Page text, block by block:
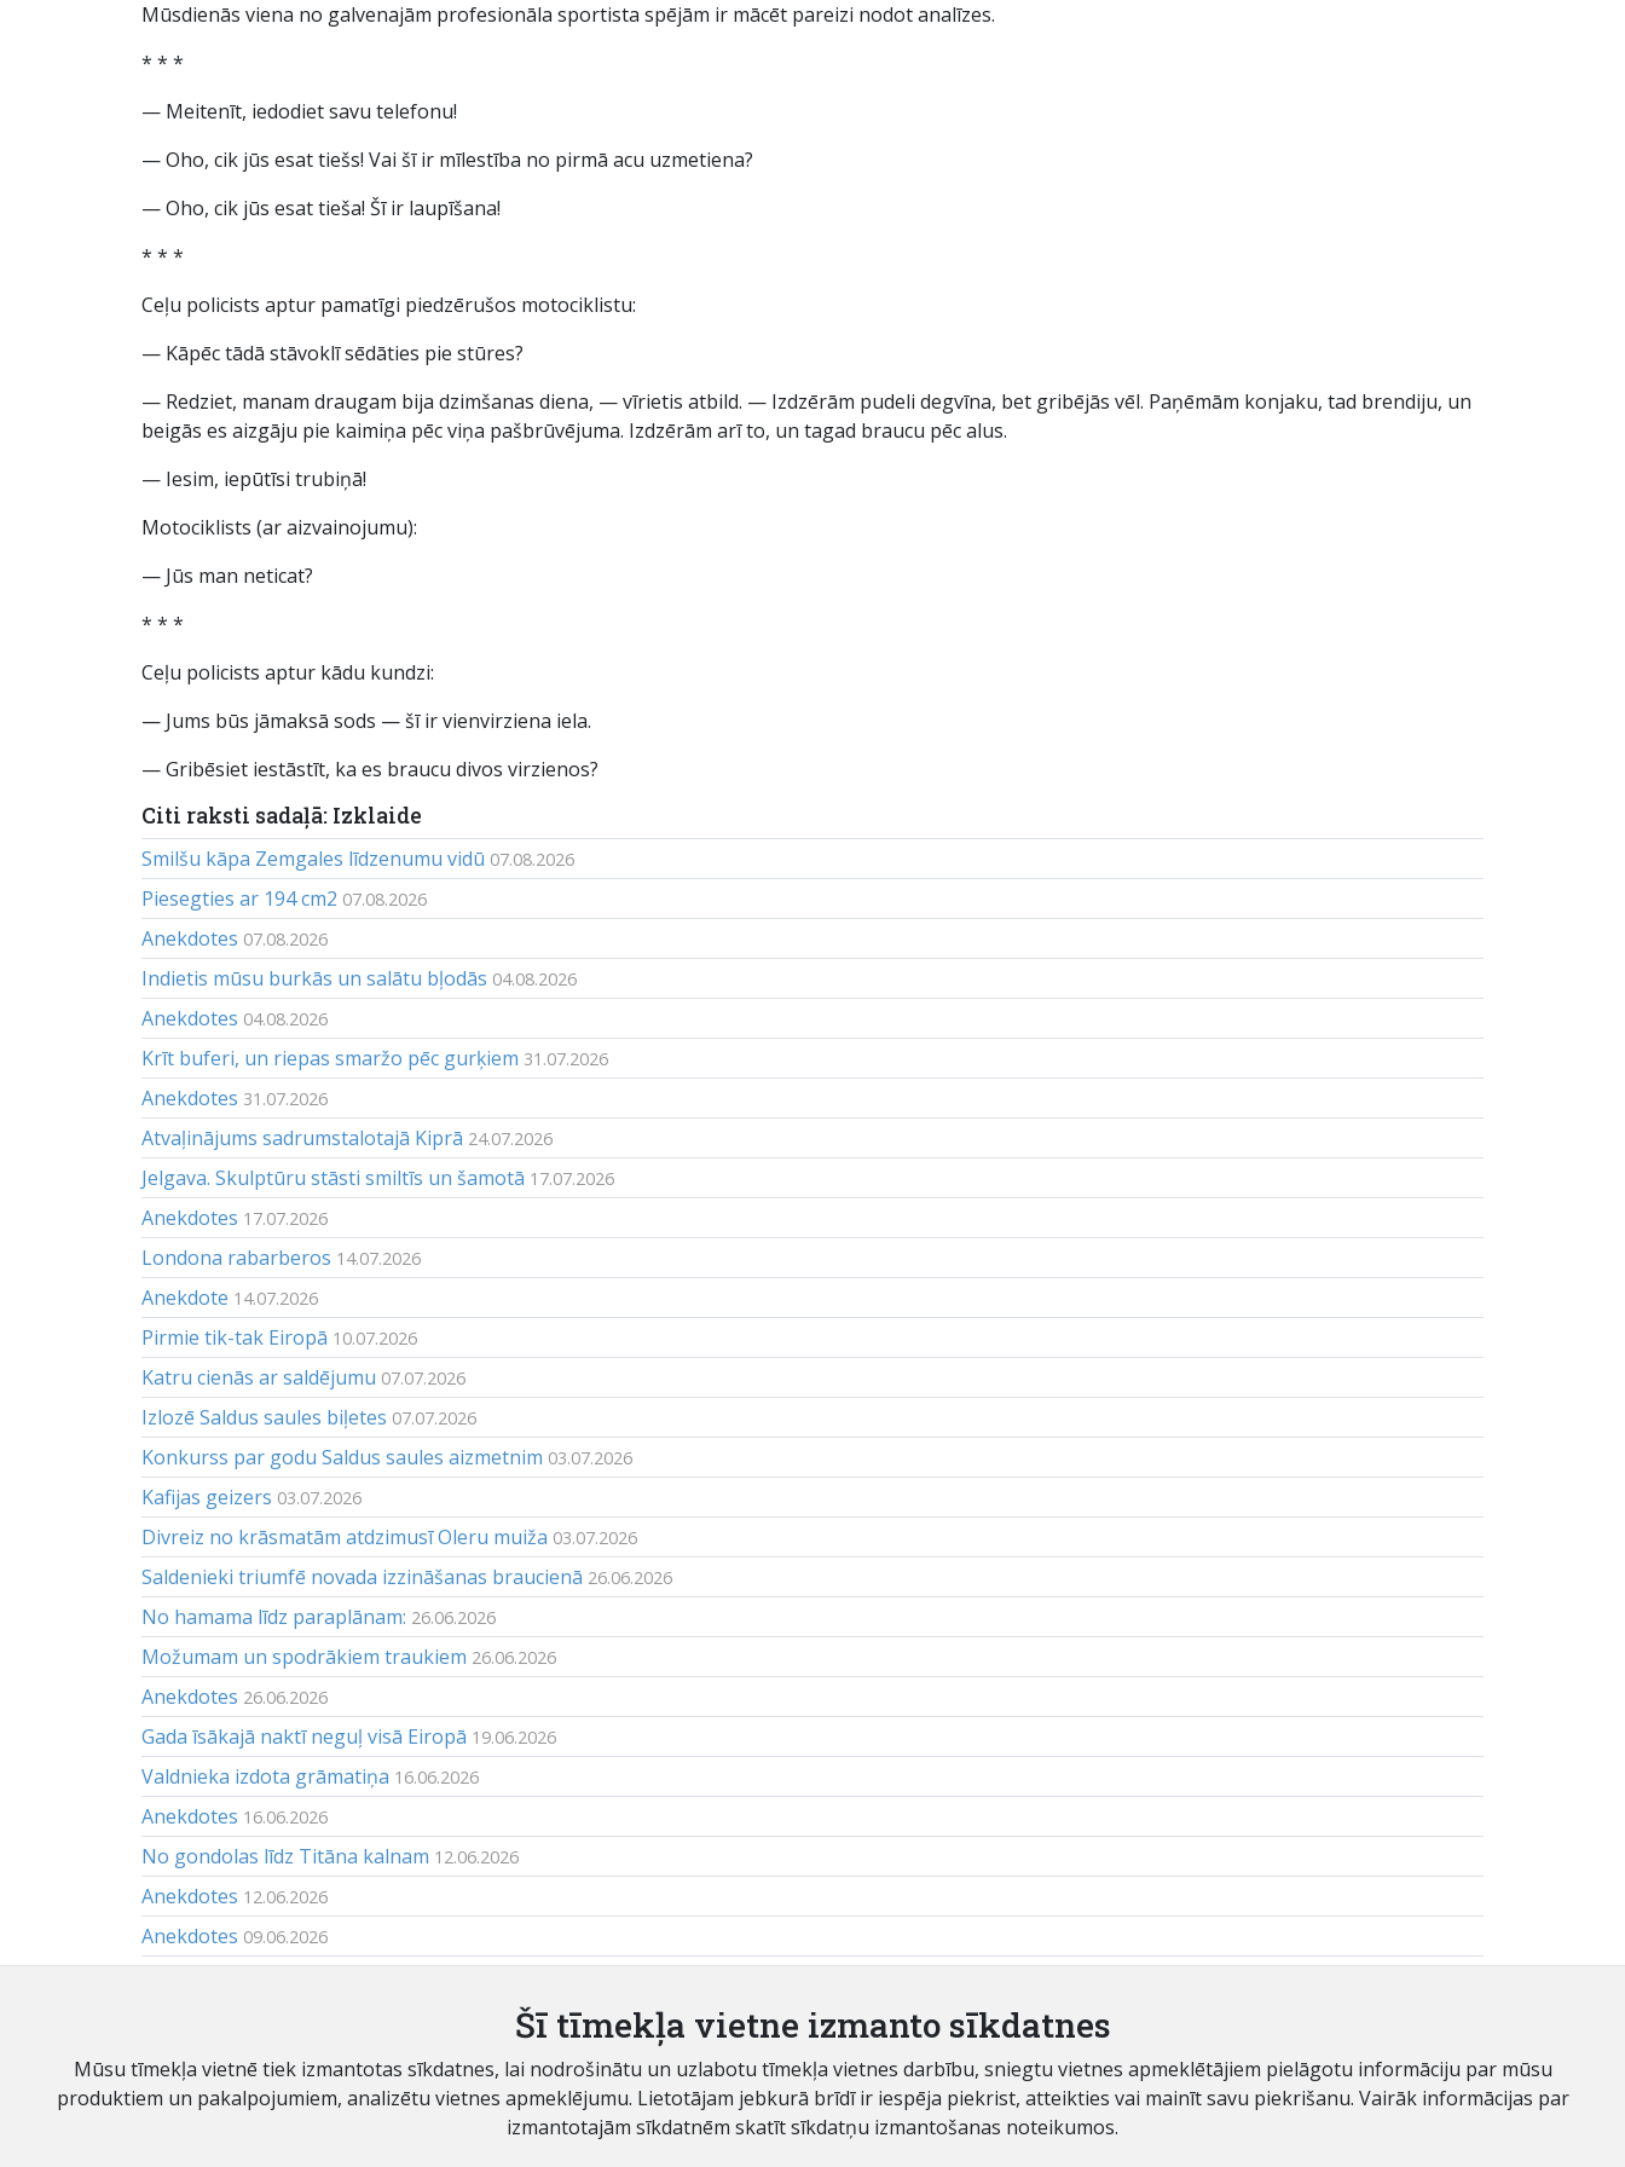
Mūsdienās viena no galvenajām profesionāla sportista spējām ir mācēt pareizi nodot analīzes.
* * *
— Meitenīt, iedodiet savu telefonu!
— Oho, cik jūs esat tiešs! Vai šī ir mīlestība no pirmā acu uzmetiena?
— Oho, cik jūs esat tieša! Šī ir laupīšana!
* * *
Ceļu policists aptur pamatīgi piedzērušos motociklistu:
— Kāpēc tādā stāvoklī sēdāties pie stūres?
— Redziet, manam draugam bija dzimšanas diena, — vīrietis atbild. — Izdzērām pudeli degvīna, bet gribējās vēl. Paņēmām konjaku, tad brendiju, un
beigās es aizgāju pie kaimiņa pēc viņa pašbrūvējuma. Izdzērām arī to, un tagad braucu pēc alus.
— Iesim, iepūtīsi trubiņā!
Motociklists (ar aizvainojumu):
— Jūs man neticat?
* * *
Ceļu policists aptur kādu kundzi:
— Jums būs jāmaksā sods — šī ir vienvirziena iela.
— Gribēsiet iestāstīt, ka es braucu divos virzienos?
Citi raksti sadaļā: Izklaide
Smilšu kāpa Zemgales līdzenumu vidū 07.08.2026
Piesegties ar 194 cm2 07.08.2026
Anekdotes 07.08.2026
Indietis mūsu burkās un salātu bļodās 04.08.2026
Anekdotes 04.08.2026
Krīt buferi, un riepas smaržo pēc gurķiem 31.07.2026
Anekdotes 31.07.2026
Atvaļinājums sadrumstalotajā Kiprā 24.07.2026
Jelgava. Skulptūru stāsti smiltīs un šamotā 17.07.2026
Anekdotes 17.07.2026
Londona rabarberos 14.07.2026
Anekdote 14.07.2026
Pirmie tik-tak Eiropā 10.07.2026
Katru cienās ar saldējumu 07.07.2026
Izlozē Saldus saules biļetes 07.07.2026
Konkurss par godu Saldus saules aizmetnim 03.07.2026
Kafijas geizers 03.07.2026
Divreiz no krāsmatām atdzimusī Oleru muiža 03.07.2026
Saldenieki triumfē novada izzināšanas braucienā 26.06.2026
No hamama līdz paraplānam: 26.06.2026
Možumam un spodrākiem traukiem 26.06.2026
Anekdotes 26.06.2026
Gada īsākajā naktī neguļ visā Eiropā 19.06.2026
Valdnieka izdota grāmatiņa 16.06.2026
Anekdotes 16.06.2026
No gondolas līdz Titāna kalnam 12.06.2026
Anekdotes 12.06.2026
Anekdotes 09.06.2026
Citiem parāda Saldus novada ūdenstūrisma piedāvājumu 05.06.2026
© SIA "Saldus Zeme II"
Lielā iela 8, Saldus, Saldus novads, LV-3801
reklama@sz.lv
Šī tīmekļa vietne izmanto sīkdatnes
Mūsu tīmekļa vietnē tiek izmantotas sīkdatnes, lai nodrošinātu un uzlabotu tīmekļa vietnes darbību, sniegtu vietnes apmeklētājiem pielāgotu informāciju par mūsu
produktiem un pakalpojumiem, analizētu vietnes apmeklējumu. Lietotājam jebkurā brīdī ir iespēja piekrist, atteikties vai mainīt savu piekrišanu. Vairāk informācijas par
izmantotajām sīkdatnēm skatīt sīkdatņu izmantošanas noteikumos.